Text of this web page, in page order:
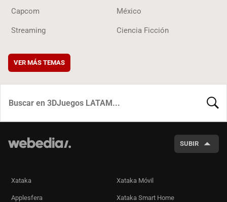
Capcom México
Streaming Ciencia Ficción
VER MÁS TEMAS
SUBIR
Xataka Xataka Móvil
Applesfera Xataka Smart Home